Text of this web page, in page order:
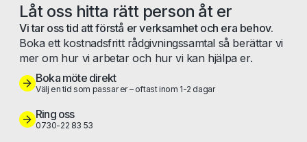
Låt oss hitta rätt person åt er
Vi tar oss tid att förstå er verksamhet och era behov.
Boka ett kostnadsfritt rådgivningssamtal så berättar vi
mer om hur vi arbetar och hur vi kan hjälpa er.
Boka möte direkt
Välj en tid som passar er – oftast inom 1-2 dagar
Ring oss
0730-22 83 53